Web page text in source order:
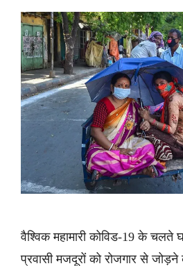
वैश्विक महामारी कोविड-19 के
प्रवासी मजदूरों को रोजगार से जोड़ने